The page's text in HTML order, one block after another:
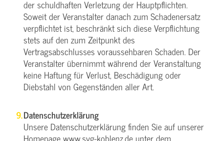
der schuldhaften Verletzung der Hauptpflichten.
Soweit der Veranstalter danach zum Schadenersatz
verpflichtet ist, beschränkt sich diese Verpflichtung
stets auf den zum Zeitpunkt des
Vertragsabschlusses voraussehbaren Schaden. Der
Veranstalter übernimmt während der Veranstaltung
keine Haftung für Verlust, Beschädigung oder
Diebstahl von Gegenständen aller Art.
Datenschutzerklärung
Unsere Datenschutzerklärung finden Sie auf unserer
Homepagewww.svg-koblenz.de unter dem